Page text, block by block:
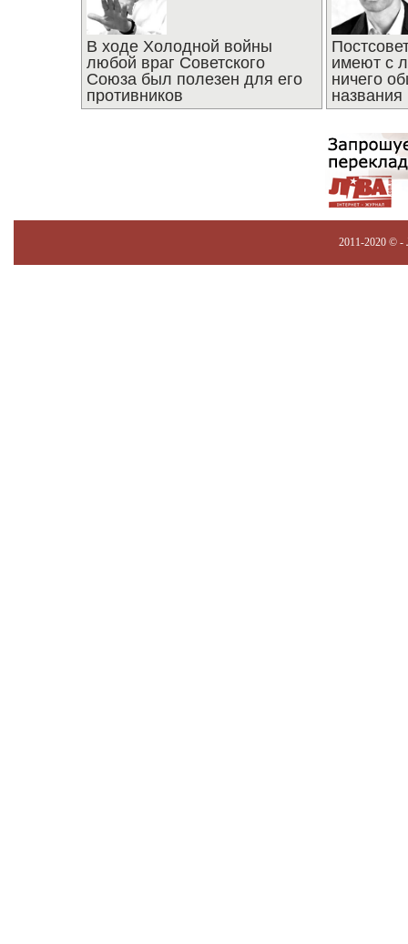
В ходе Холодной войны
любой враг Советского
Союза был полезен для его
противников
имеют с
ничего
названия
2011-2020 © -